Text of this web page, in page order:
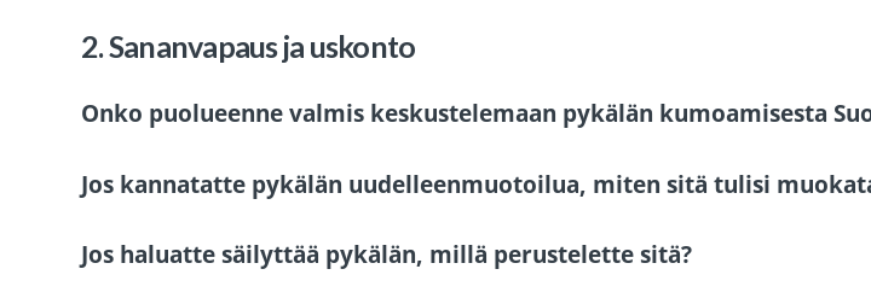
2. Sananvapaus ja uskonto
Onko puolueenne valmis keskustelemaan pykälän kumoamisesta
Jos kannatatte pykälän uudelleenmuotoilua, miten sitä tulisi
Jos haluatte säilyttää pykälän, millä perustelette sitä?